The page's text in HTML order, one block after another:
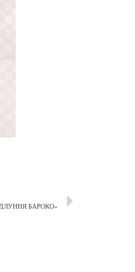
БАРОКО»